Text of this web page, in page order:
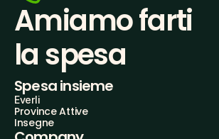
Amiamo farti
la spesa
Spesa insieme
Everli
Province Attive
Insegne